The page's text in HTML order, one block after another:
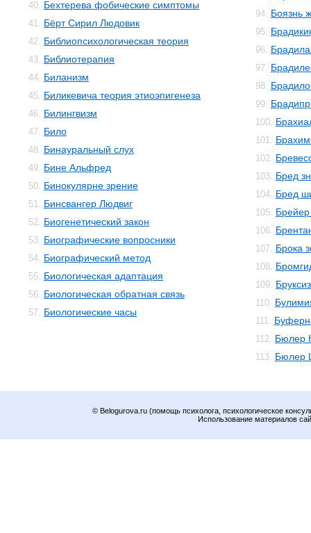
40. Бехтерева фобические симптомы
41. Бёрт Сирил Людовик
42. Библиопсихологическая теория
43. Библиотерапия
44. Биланизм
45. Биликевича теория этиоэпигенеза
46. Билингвизм
47. Било
48. Бинауральный слух
49. Бине Альфред
50. Бинокулярне зрение
51. Бинсвангер Людвиг
52. Биогенетический закон
53. Биографические вопросники
54. Биографический метод
55. Биологическая адаптация
56. Биологическая обратная связь
57. Биологические часы
94. Боязнь
95.
96.
97.
98.
99.
100.
101.
102.
103. Бред
104. Бред
105.
106.
107. Брока
108.
109.
110.
111.
112. Бюлер
113. Бюлер
© Belogurova.ru (помощь психолога, психологическое
Использование материалов